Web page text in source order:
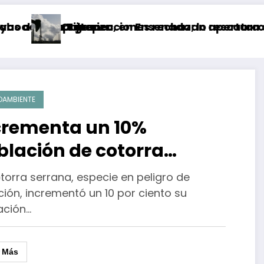
Tijuana en Ensenada; lo rescataron sin vida
Organizaciones rechazan apertura del
un 10%
de cotorra
en Chihuahua
serrana, especie en peligro de
incrementó un 10 por ciento su
Más